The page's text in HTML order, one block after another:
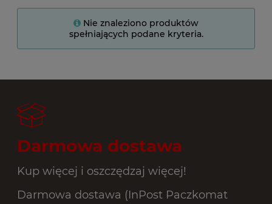
Nie znaleziono produktów
spełniających podane kryteria.
Darmowa dostawa
Kup więcej i oszczędzaj więcej!
Darmowa dostawa (InPost Paczkomat